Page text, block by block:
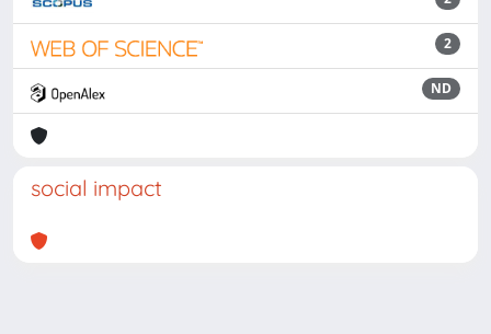
2
ND
social impact